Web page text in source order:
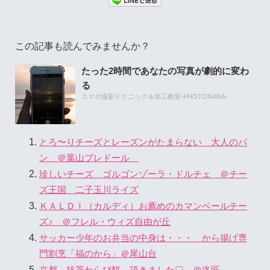
この記事も読んでみませんか？
たった2時間であなたの写真が劇的に変わ
る
スマホ撮影テクニック＆加工教室-PHOTONANA-
とろ〜りチーズとレーズンがたまらない 大人のパ
ン ＠葉山ブレドール
珍しいチーズ ゴルゴンゾーラ・ドルチェ ＠チー
ズ王国 二子玉川ライズ
ＫＡＬＤＩ（カルディ）お薦めのカマンベールチー
ズ♪ ＠フレル・ウィズ自由が丘
サッカー少年のお弁当の中身は・・・ から揚げ専
門割烹「福のから」＠尾山台